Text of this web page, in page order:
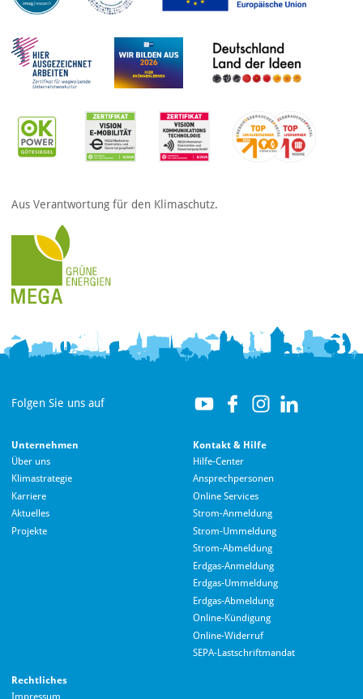
Aus Verantwortung für den Klimaschutz.
Folgen Sie uns auf
Unternehmen
Über uns
Klimastrategie
Karriere
Aktuelles
Projekte
Kontakt & Hilfe
Hilfe-Center
Ansprechpersonen
Online Services
Strom-Anmeldung
Strom-Ummeldung
Strom-Abmeldung
Erdgas-Anmeldung
Erdgas-Ummeldung
Erdgas-Abmeldung
Online-Kündigung
Online-Widerruf
SEPA-Lastschriftmandat
Rechtliches
Impressum